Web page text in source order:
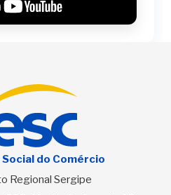
do Comércio
Regional Sergipe